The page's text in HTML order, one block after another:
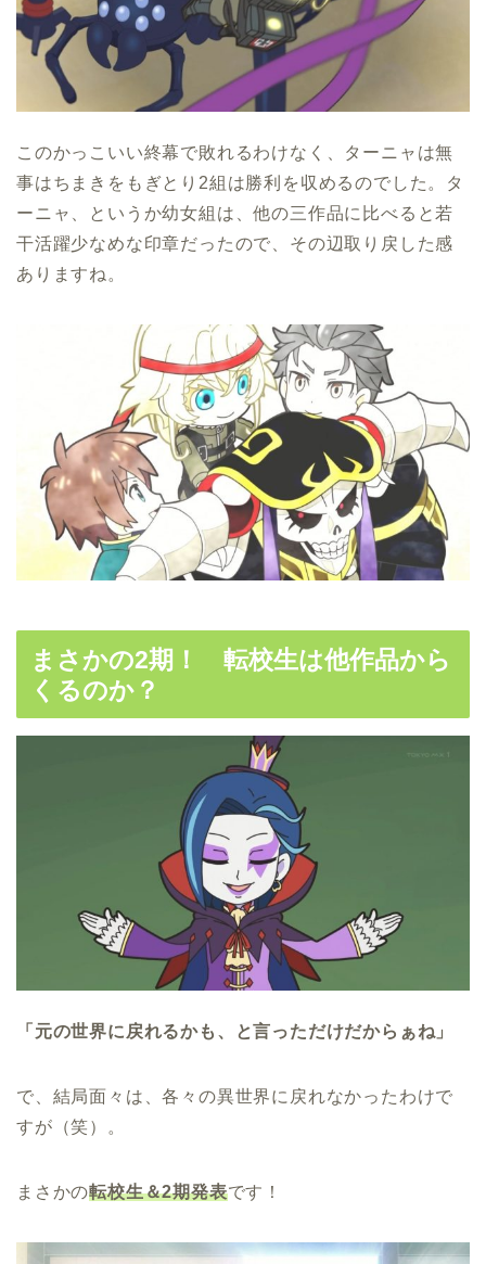
このかっこいい終幕で敗れるわけなく、ターニャは無
事はちまきをもぎとり2組は勝利を収めるのでした。タ
ーニャ、というか幼女組は、他の三作品に比べると若
干活躍少なめな印章だったので、その辺取り戻した感
ありますね。
まさかの2期！ 転校生は他作品から
くるのか？
「元の世界に戻れるかも、と言っただけだからぁね」
で、結局面々は、各々の異世界に戻れなかったわけで
すが（笑）。
まさかの転校生＆2期発表です！